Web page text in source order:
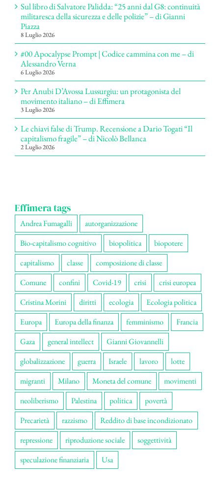
Sul libro di Salvatore Palidda: “25 anni dal G8: continuità
militaresca della sicurezza e delle polizie” – di Gianni
Piazza
8 Luglio 2026
#00 Apocalypse Prompt | Codice cammina con me – di
Alessandro Verna
6 Luglio 2026
Per Anubi D’Avossa Lussurgiu: un protagonista del
movimento italiano – di Effimera
3 Luglio 2026
Le chiavi false di Trump. Recensione a Dario Togati “Il
capitalismo fragile” – di Nicolò Bellanca
2 Luglio 2026
Effimera tags
Andrea Fumagalli
autorganizzazione
Bio-capitalismo cognitivo
biopolitica
biopotere
capitalismo
classe
composizione di classe
Comune
confini Covid-19 crisi
crisi europea
Cristina Morini
diritti ecologia
Ecologia politica
Europa
Europa della finanza femminismo
Francia
Gaza
general intellect
Gianni Giovannelli
globalizzazione
guerra Israele lavoro
lotte
migranti
Milano Moneta del comune
movimenti
neoliberismo
Palestina politica
povertà
Precarietà
razzismo
Reddito di base incondizionato
repressione
riproduzione sociale
soggettività
speculazione finanziaria
Usa